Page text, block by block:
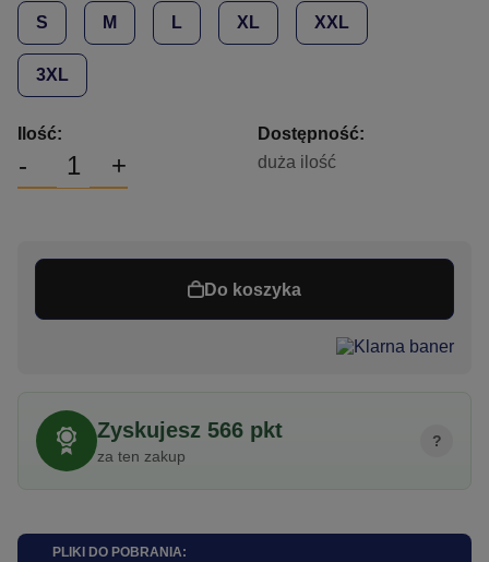
S M L XL XXL
3XL
Ilość:
- +
Dostępność:
duża ilość
Do koszyka
Zyskujesz 566 pkt
za ten zakup
?
PLIKI DO POBRANIA: